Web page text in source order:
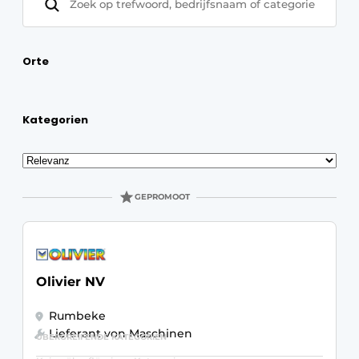
Datenschutz / Cookie-Erklärung
Orte
Kategorien
Sortieren
GEPROMOOT
Olivier NV
Rumbeke
Lieferant von Maschinen
ÜBERGREIFENDE KATEGORIEN